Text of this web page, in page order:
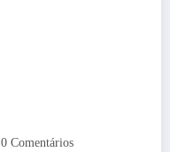
0 Comentários